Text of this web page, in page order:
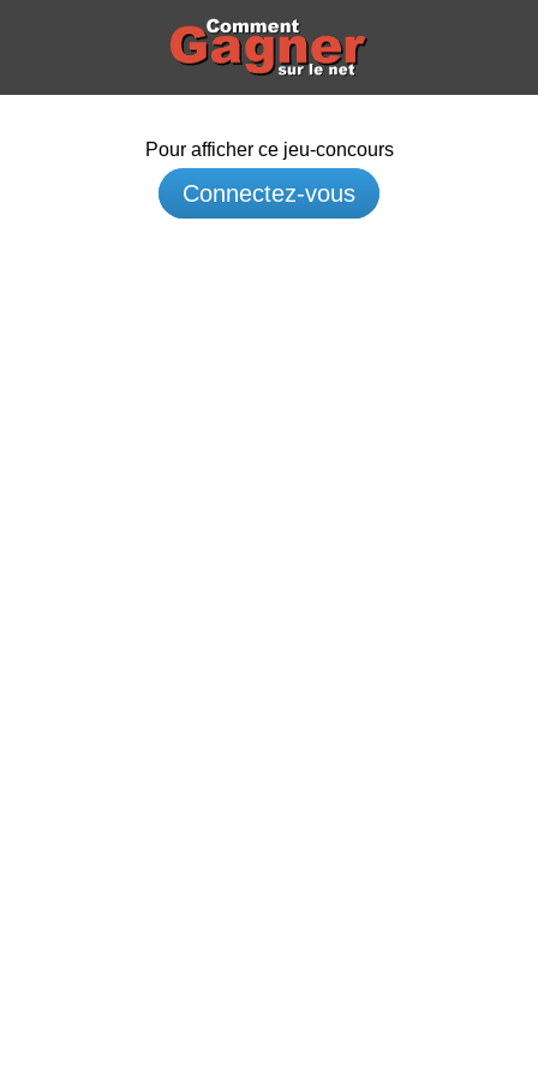
Pour afficher ce jeu-concours
Connectez-vous